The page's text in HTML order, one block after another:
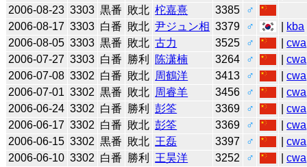
2006-08-23 3303 黒番 敗北 柁嘉熹 3385
♂
2006-08-17 3303 白番 敗北 尹ジュン相 3379 ♂ kba
2006-08-05 3303 黒番 敗北 古力 3525 ♂ |cwa
2006-07-27 3303 白番 勝利 陈潇楠 3264 ♂ |cwa
2006-07-08 3302 白番 敗北 周鶴洋 3413 ♂ |cwa
2006-07-01 3302 黒番 敗北 周睿羊 3456 ♂ |cwa
2006-06-24 3302 白番 勝利 彭筌 3369 ♂ |cwa
2006-06-17 3302 白番 敗北 彭筌 3369 ♂ |cwa
2006-06-15 3302 黒番 敗北 王磊 3397 ♂ |cwa
2006-06-10 3302 白番 勝利 王昊洋 3252 ♂ |cwa